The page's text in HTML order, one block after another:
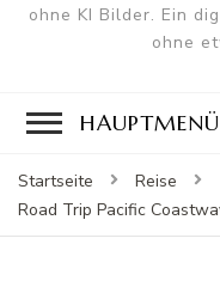
ohne KI Bilder. Ein
ohne
HAUPTMENÜ
Startseite
Reise
Road Trip Pacific